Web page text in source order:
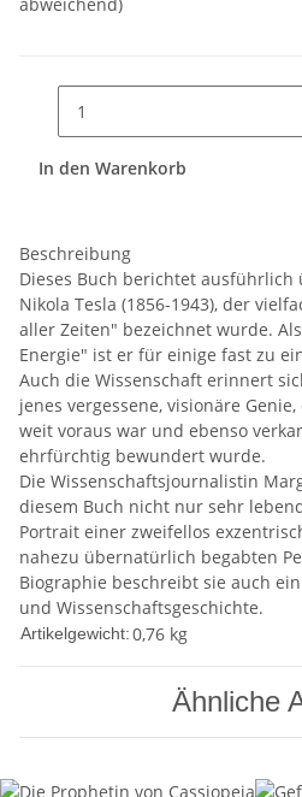
In den Warenkorb
Beschreibung
Dieses Buch berichtet ausführlich
Nikola Tesla (1856-1943), der
aller Zeiten" bezeichnet wurde.
Energie" ist er für einige fast zu
Auch die Wissenschaft erinnert
jenes vergessene, visionäre
weit voraus war und ebenso
ehrfürchtig bewundert wurde.
Die Wissenschaftsjournalistin
diesem Buch nicht nur sehr
Portrait einer zweifellos
nahezu übernatürlich begabten
Biographie beschreibt sie auch
und Wissenschaftsgeschichte.
Artikelgewicht:0,76 kg
Ähnliche